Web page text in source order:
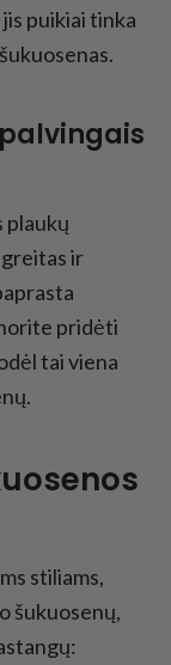
puikiai tinka
plaukų
ir
pridėti
tai viena
stiliams,
šukuosenų,